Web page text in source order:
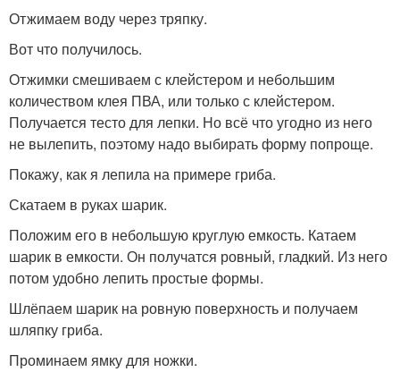
Отжимаем воду через тряпку.
Вот что получилось.
Отжимки смешиваем с клейстером и небольшим
количеством клея ПВА, или только с клейстером.
Получается тесто для лепки. Но всё что угодно из него
не вылепить, поэтому надо выбирать форму попроще.
Покажу, как я лепила на примере гриба.
Скатаем в руках шарик.
Положим его в небольшую круглую емкость. Катаем
шарик в емкости. Он получатся ровный, гладкий. Из него
потом удобно лепить простые формы.
Шлёпаем шарик на ровную поверхность и получаем
шляпку гриба.
Проминаем ямку для ножки.